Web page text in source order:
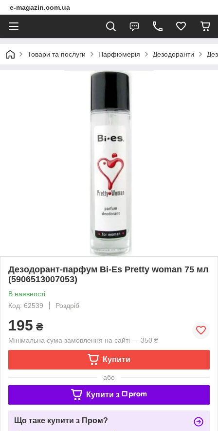
e-magazin.com.ua
Товари та послуги Парфюмерія Дезодоранти
Дезодорант-парфум Bi-Es Pretty woman 75 мл
(5906513007053)
В наявності
Код: 62539
Роздріб
195 ₴
Мінімальна сума замовлення на сайті — 350 ₴
Купити
або
Купити з
Що таке купити з Пром?